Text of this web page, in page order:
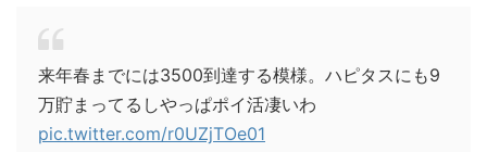
来年春までには3500到達する模様。ハピタスにも9
万貯まってるしやっぱポイ活凄いわ
pic.twitter.com/r0UZjTOe01